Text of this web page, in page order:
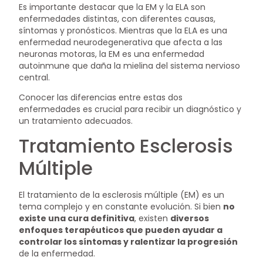
Es importante destacar que la EM y la ELA son
enfermedades distintas, con diferentes causas,
síntomas y pronósticos. Mientras que la ELA es una
enfermedad neurodegenerativa que afecta a las
neuronas motoras, la EM es una enfermedad
autoinmune que daña la mielina del sistema nervioso
central.
Conocer las diferencias entre estas dos
enfermedades es crucial para recibir un diagnóstico y
un tratamiento adecuados.
Tratamiento Esclerosis
Múltiple
El tratamiento de la esclerosis múltiple (EM) es un
tema complejo y en constante evolución. Si bien no
existe una cura definitiva, existen diversos
enfoques terapéuticos que pueden ayudar a
controlar los síntomas y ralentizar la progresión
de la enfermedad.